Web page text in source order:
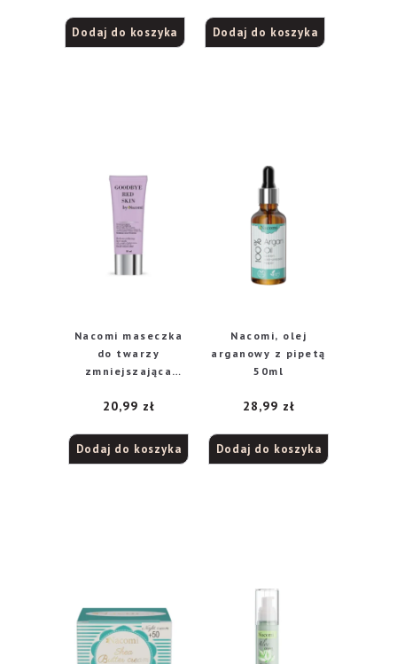
Dodaj do koszyka
niacynamidem, 100
Dodaj do koszyka
Nacomi maseczka
do twarzy
zmniejszająca
85 ml
20,99 zł
Dodaj do koszyka
Nacomi, olej
arganowy z pipetą
50ml
28,99 zł
Dodaj do koszyka